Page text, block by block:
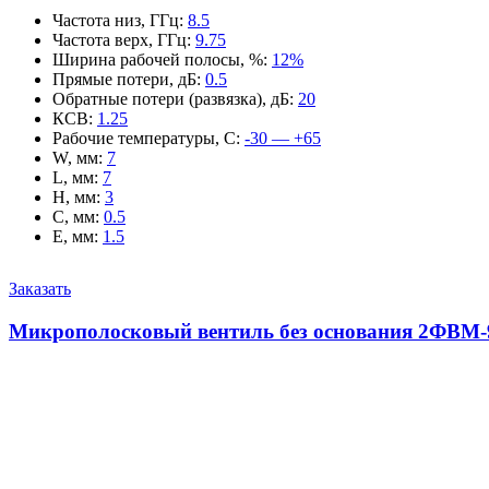
Частота низ, ГГц: 8.5
Частота верх, ГГц: 9.75
Ширина рабочей полосы, %: 12%
Прямые потери, дБ: 0.5
Обратные потери (развязка), дБ: 20
КСВ: 1.25
Рабочие температуры, С: -30 — +65
W, мм: 7
L, мм: 7
H, мм: 3
C, мм: 0.5
E, мм: 1.5
Заказать
Микрополосковый вентиль без основания